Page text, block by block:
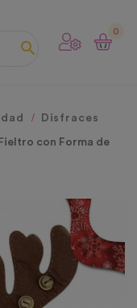

0
Disfraces
con Forma de